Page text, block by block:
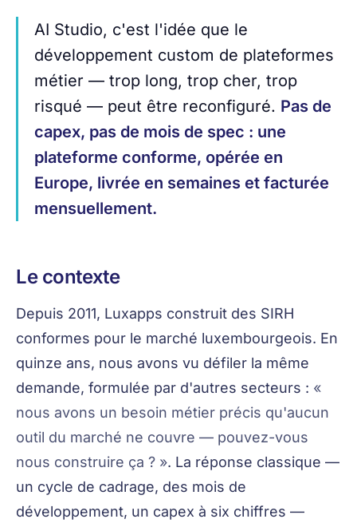
AI Studio, c'est l'idée que le
développement custom de plateformes
métier — trop long, trop cher, trop
risqué — peut être reconfiguré. Pas de
capex, pas de mois de spec : une
plateforme conforme, opérée en
Europe, livrée en semaines et facturée
mensuellement.
Le contexte
Depuis 2011, Luxapps construit des SIRH
conformes pour le marché luxembourgeois. En
quinze ans, nous avons vu défiler la même
demande, formulée par d'autres secteurs : «
nous avons un besoin métier précis qu'aucun
outil du marché ne couvre — pouvez-vous
nous construire ça ? ». La réponse classique —
un cycle de cadrage, des mois de
développement, un capex à six chiffres —